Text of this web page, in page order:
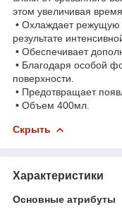
этом увеличивая
• Охлаждает режущую
результате
• Обеспечивает
• Благодаря особой
поверхности.
• Предотвращает
• Объем 400мл.
Скрыть
Характеристики
Основные атрибуты